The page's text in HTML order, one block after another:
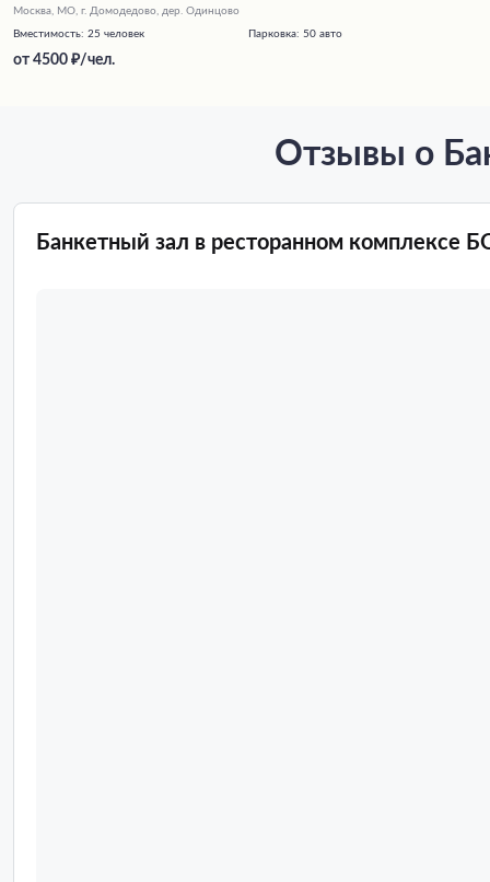
Москва, МО, г. Домодедово, дер. Одинцово
Вместимость: 25 человек Парковка: 50 авто
от 4500 /чел.
Отзывы о
Банкетный зал в ресторанном комплексе